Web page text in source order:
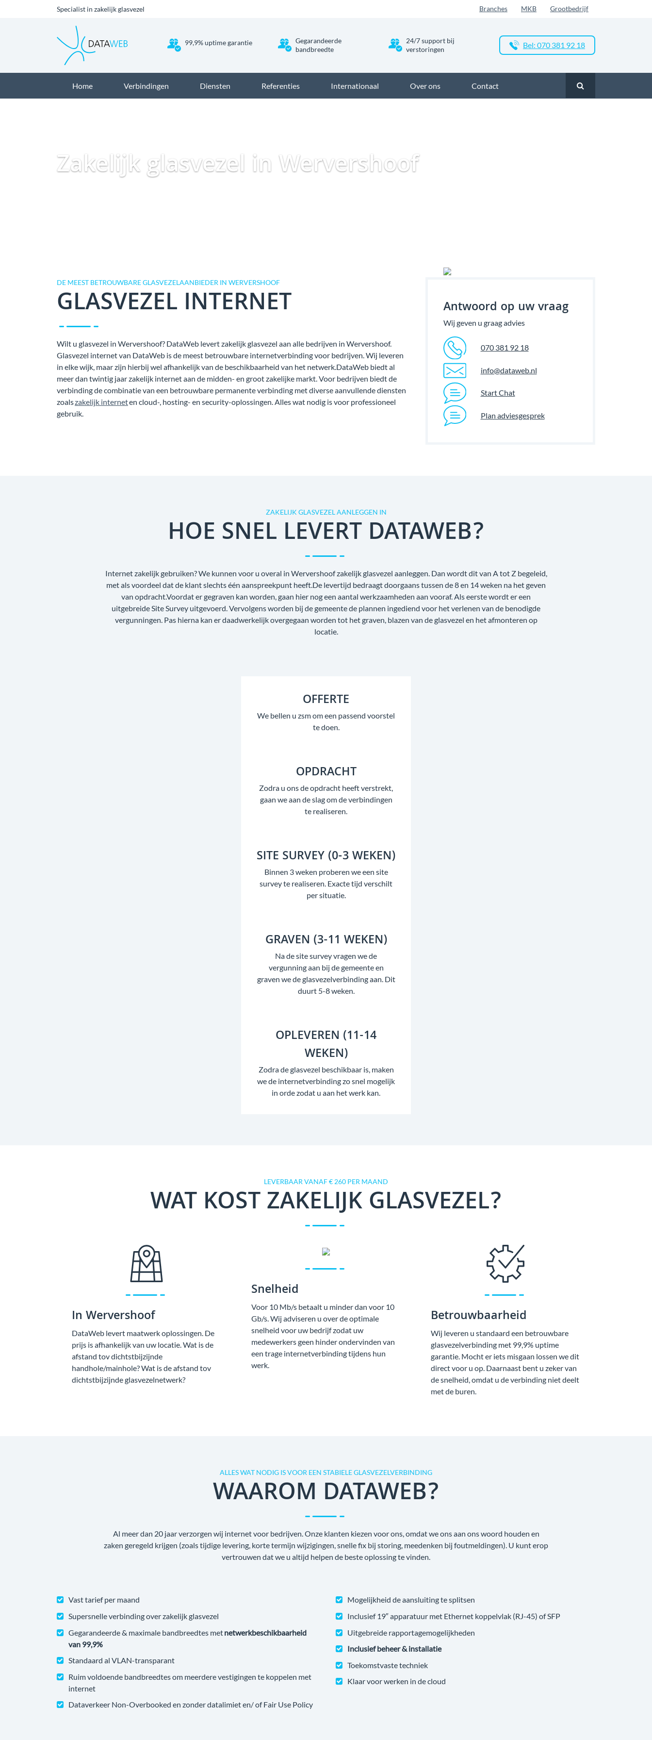
Specialist in zakelijk glasvezel Branches MKB Grootbedrijf
99,9% uptime garantie
Gegarandeerde
bandbreedte
24/7 support bij
verstoringen
Bel: 070 381 92 18
Home Verbindingen Diensten Referenties Internationaal Over ons Contact
Zakelijk glasvezel in Wervershoof
DE MEEST BETROUWBARE GLASVEZELAANBIEDER IN WERVERSHOOF
GLASVEZEL INTERNET
Wilt u glasvezel in Wervershoof? DataWeb levert zakelijk glasvezel aan alle bedrijven in Wervershoof.
Glasvezel internet van DataWeb is de meest betrouwbare internetverbinding voor bedrijven. Wij leveren
in elke wijk, maar zijn hierbij wel afhankelijk van de beschikbaarheid van het netwerk.DataWeb biedt al
meer dan twintig jaar zakelijk internet aan de midden- en groot zakelijke markt. Voor bedrijven biedt de
verbinding de combinatie van een betrouwbare permanente verbinding met diverse aanvullende diensten
zoalszakelijk interneten cloud-, hosting- en security-oplossingen. Alles wat nodig is voor professioneel
gebruik.
Antwoord op uw vraag
Wij geven u graag advies
070 381 92 18
info@dataweb.nl
Start Chat
Plan adviesgesprek
ZAKELIJK GLASVEZEL AANLEGGEN IN
HOE SNEL LEVERT DATAWEB?
Internet zakelijk gebruiken? We kunnen voor u overal in Wervershoof zakelijk glasvezel aanleggen. Dan wordt dit van A tot Z begeleid,
met als voordeel dat de klant slechts één aanspreekpunt heeft.De levertijd bedraagt doorgaans tussen de 8 en 14 weken na het geven
van opdracht.Voordat er gegraven kan worden, gaan hier nog een aantal werkzaamheden aan vooraf. Als eerste wordt er een
uitgebreide Site Survey uitgevoerd. Vervolgens worden bij de gemeente de plannen ingediend voor het verlenen van de benodigde
vergunningen. Pas hierna kan er daadwerkelijk overgegaan worden tot het graven, blazen van de glasvezel en het afmonteren op
locatie.
OFFERTE
We bellen u zsm om een passend voorstel
te doen.
OPDRACHT
Zodra u ons de opdracht heeft verstrekt,
gaan we aan de slag om de verbindingen
te realiseren.
SITE SURVEY (0-3 WEKEN)
Binnen 3 weken proberen we een site
survey te realiseren. Exacte tijd verschilt
per situatie.
GRAVEN (3-11 WEKEN)
Na de site survey vragen we de
vergunning aan bij de gemeente en
graven we de glasvezelverbinding aan. Dit
duurt 5-8 weken.
OPLEVEREN (11-14
WEKEN)
Zodra de glasvezel beschikbaar is, maken
we de internetverbinding zo snel mogelijk
in orde zodat u aan het werk kan.
LEVERBAAR VANAF € 260 PER MAAND
WAT KOST ZAKELIJK GLASVEZEL?
In Wervershoof
DataWeb levert maatwerk oplossingen. De
prijs is afhankelijk van uw locatie. Wat is de
afstand tov dichtstbijzijnde
handhole/mainhole? Wat is de afstand tov
dichtstbijzijnde glasvezelnetwerk?
Snelheid
Voor 10 Mb/s betaalt u minder dan voor 10
Gb/s. Wij adviseren u over de optimale
snelheid voor uw bedrijf zodat uw
medewerkers geen hinder ondervinden van
een trage internetverbinding tijdens hun
werk.
Betrouwbaarheid
Wij leveren u standaard een betrouwbare
glasvezelverbinding met 99,9% uptime
garantie. Mocht er iets misgaan lossen we dit
direct voor u op. Daarnaast bent u zeker van
de snelheid, omdat u de verbinding niet deelt
met de buren.
ALLES WAT NODIG IS VOOR EEN STABIELE GLASVEZELVERBINDING
WAAROM DATAWEB?
Al meer dan 20 jaar verzorgen wij internet voor bedrijven. Onze klanten kiezen voor ons, omdat we ons aan ons woord houden en
zaken geregeld krijgen (zoals tijdige levering, korte termijn wijzigingen, snelle fix bij storing, meedenken bij foutmeldingen). U kunt erop
vertrouwen dat we u altijd helpen de beste oplossing te vinden.
Vast tarief per maand
Supersnelle verbinding over zakelijk glasvezel
Gegarandeerde & maximale bandbreedtes metnetwerkbeschikbaarheid
van 99,9%
Standaard al VLAN-transparant
Ruim voldoende bandbreedtes om meerdere vestigingen te koppelen met
internet
Dataverkeer Non-Overbooked en zonder datalimiet en/ of Fair Use Policy
Mogelijkheid de aansluiting te splitsen
Inclusief 19″ apparatuur met Ethernet koppelvlak (RJ-45) of SFP
Uitgebreide rapportagemogelijkheden
Inclusief beheer & installatie
Toekomstvaste techniek
Klaar voor werken in de cloud